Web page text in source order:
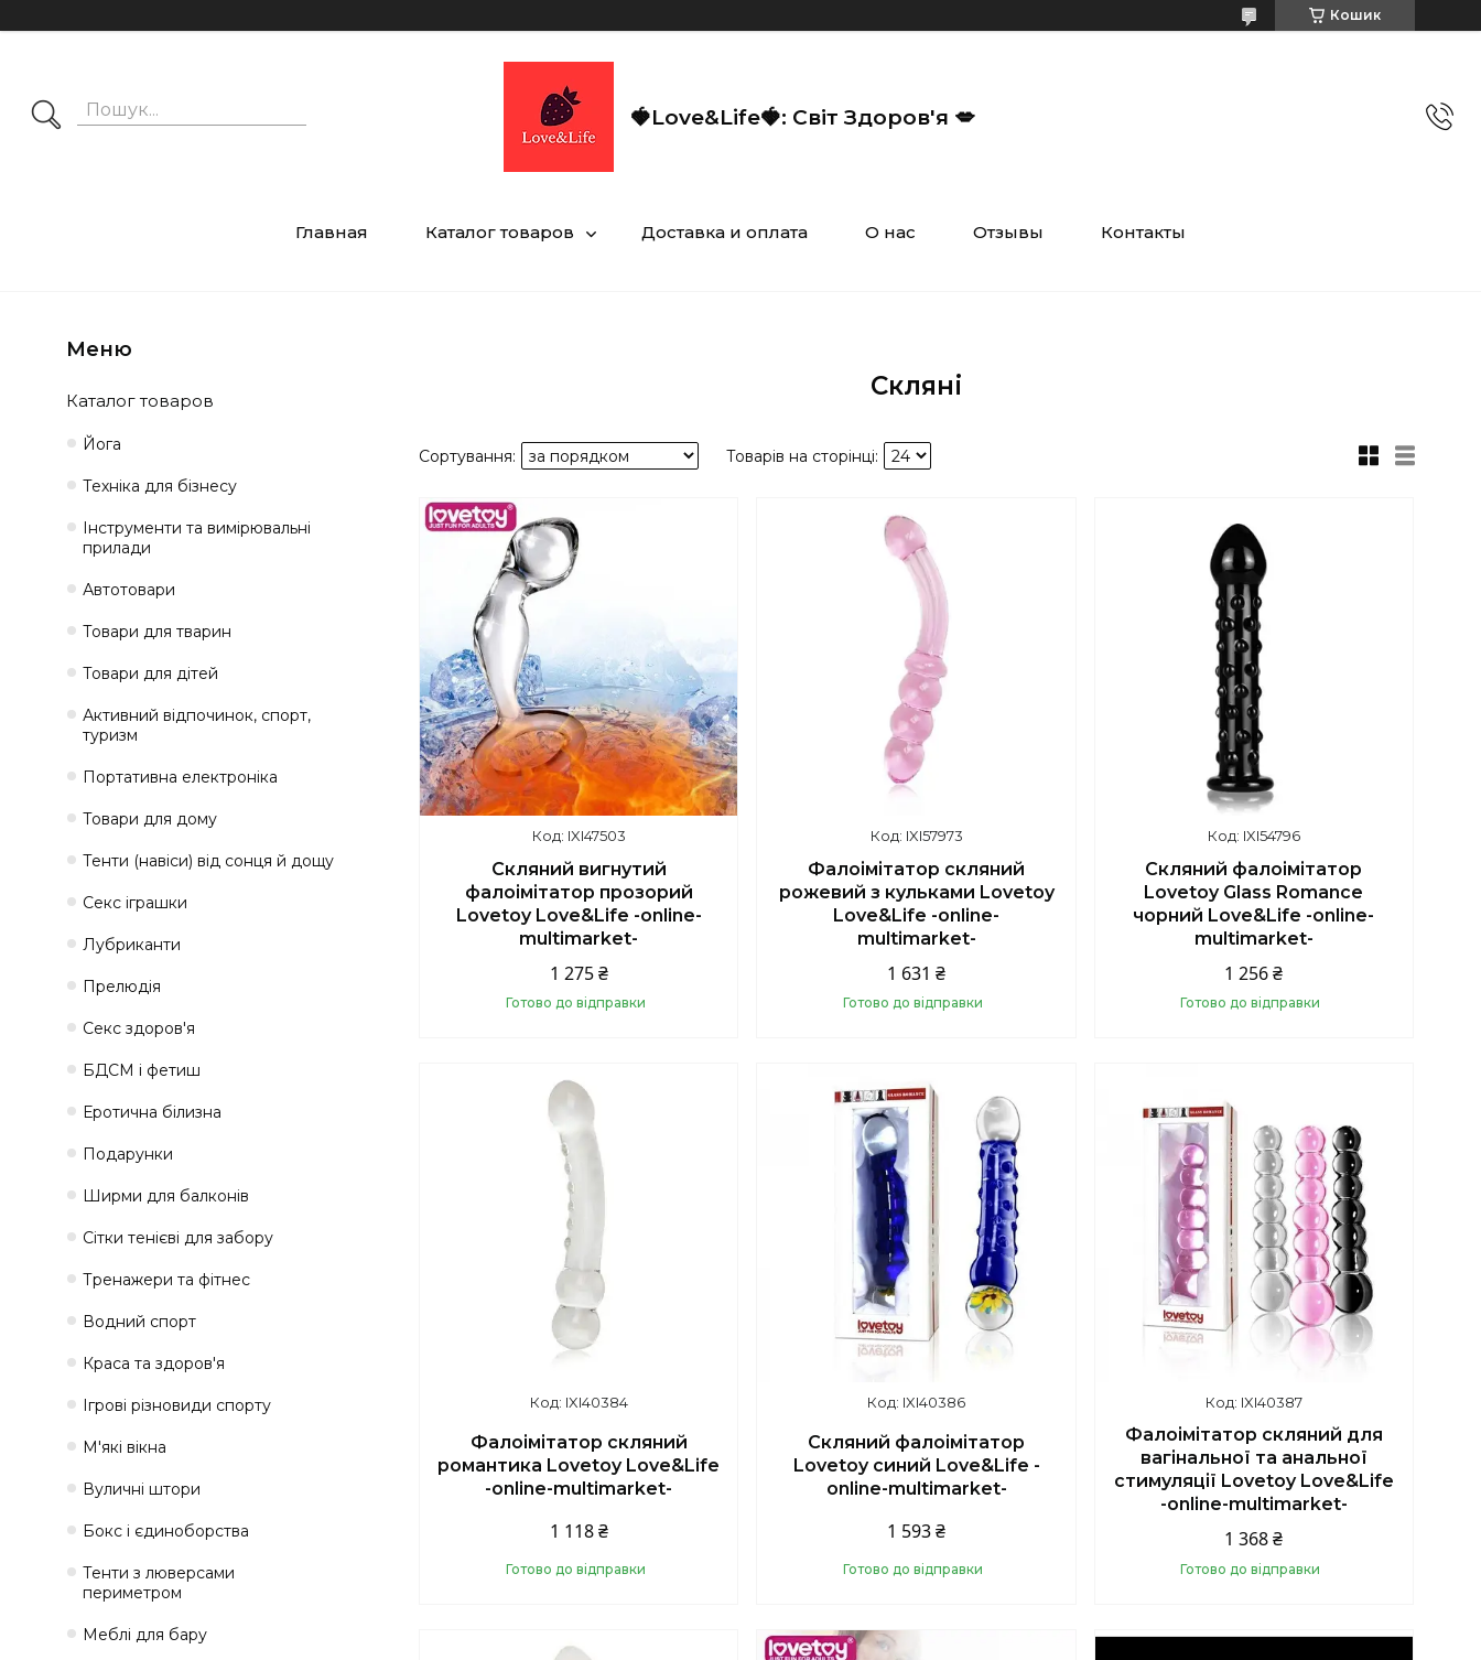
Кошик
🍓Love&Life🍓: Світ Здоров'я 💋
Главная Каталог товаров Доставка и оплата О нас Отзывы Контакты
Скляні
IXI47503
Скляний вигнутий
фалоімітатор прозорий
Lovetoy Love&Life -online-
multimarket-
1 275 ₴
Готово до відправки
IXI57973
Фалоімітатор скляний
рожевий з кульками Lovetoy
Love&Life -online-
multimarket-
1 631 ₴
Готово до відправки
IXI54796
Скляний фалоімітатор
Lovetoy Glass Romance
чорний Love&Life -online-
multimarket-
1 256 ₴
Готово до відправки
IXI40384
Фалоімітатор скляний
романтика Lovetoy Love&Life
-online-multimarket-
1 118 ₴
Готово до відправки
IXI40386
Скляний фалоімітатор
Lovetoy синий Love&Life -
online-multimarket-
1 593 ₴
Готово до відправки
IXI40387
Фалоімітатор скляний для
вагінальної та анальної
стимуляції Lovetoy Love&Life
-online-multimarket-
1 368 ₴
Готово до відправки
Купити
Каталог товаров
Йога
Техніка для бізнесу
Інструменти та вимірювальні
прилади
Автотовари
Товари для тварин
Товари для дітей
Активний відпочинок, спорт,
туризм
Портативна електроніка
Товари для дому
Тенти (навіси) від сонця й дощу
Секс іграшки
Лубриканти
Прелюдія
Секс здоров'я
БДСМ і фетиш
Еротична білизна
Подарунки
Ширми для балконів
Сітки тенієві для забору
Тренажери та фітнес
Водний спорт
Краса та здоров'я
Ігрові різновиди спорту
М'які вікна
Вуличні штори
Бокс і єдиноборства
Тенти з люверсами
периметром
Меблі для бару